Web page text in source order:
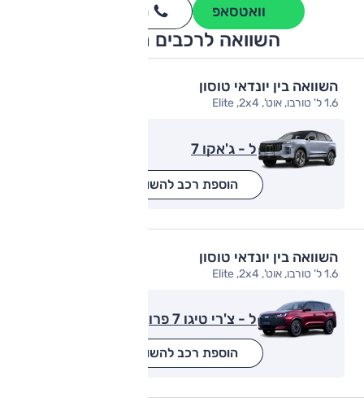
וואטסאפ חייגו
השוואה לרכבים מתחרים
השוואה בין יונדאי טוסון
1.6 ל' טורבו, אוט', Elite ,2x4
ל - ג'אקו 7
הוספת רכב להשוואה
השוואה בין יונדאי טוסון
1.6 ל' טורבו, אוט', Elite ,2x4
ל - צ'רי טיגו 7 פרו
הוספת רכב להשוואה